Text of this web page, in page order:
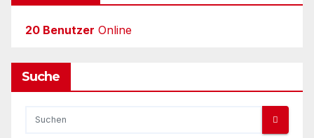
20 Benutzer Online
Suche